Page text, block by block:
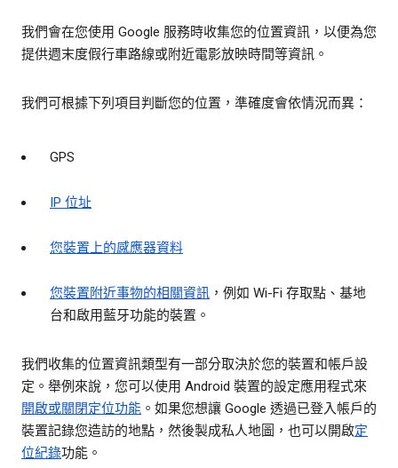
我們會在您使用 Google 服務時收集您的位置資訊，以便為您
提供週末度假行車路線或附近電影放映時間等資訊。
我們可根據下列項目判斷您的位置，準確度會依情況而異：
GPS
IP 位址
您裝置上的感應器資料
您裝置附近事物的相關資訊 ，例如 Wi-Fi 存取點、基地
台和啟用藍牙功能的裝置。
我們收集的位置資訊類型有一部分取決於您的裝置和帳戶設
定。舉例來說，您可以使用 Android 裝置的設定應用程式來
開啟或關閉定位功能 。如果您想讓 Google 透過已登入帳戶的
裝置記錄您造訪的地點，然後製成私人地圖，也可以開啟定
位紀錄功能。